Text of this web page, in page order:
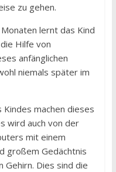
zu gehen.
lernt das Kind
Hilfe von
anfänglichen
niemals später im
machen dieses
wird auch von der
mit einem
großem Gedächtnis
Dies sind die